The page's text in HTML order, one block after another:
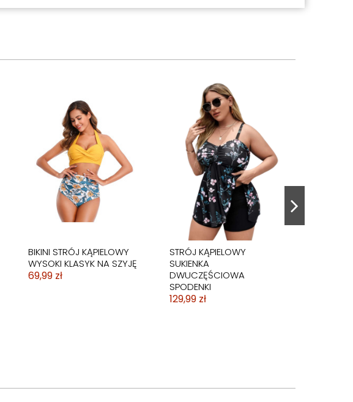
BIKINI STRÓJ KĄPIELOWY
WYSOKI KLASYK NA SZYJĘ
69,99 zł
STRÓJ KĄPIELOWY
SUKIENKA
DWUCZĘŚCIOWA
SPODENKI
129,99 zł